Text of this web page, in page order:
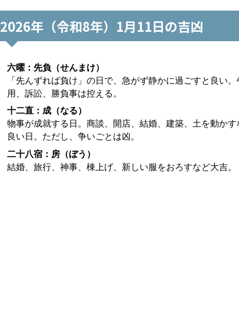
2026年（令和8年）1月11日の吉凶
六曜：先負（せんまけ）
「先んずれば負け」の日で、急がず静かに過ごすと良い
用、訴訟、勝負事は控える。
十二直：成（なる）
物事が成就する日。商談、開店、結婚、建築、土を動か
良い日。ただし、争いごとは凶。
二十八宿：房（ぼう）
結婚、旅行、神事、棟上げ、新しい服をおろすなど大吉。